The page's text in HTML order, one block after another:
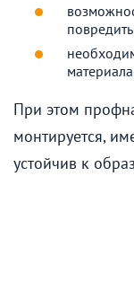
При этом
монтируется,
устойчив к